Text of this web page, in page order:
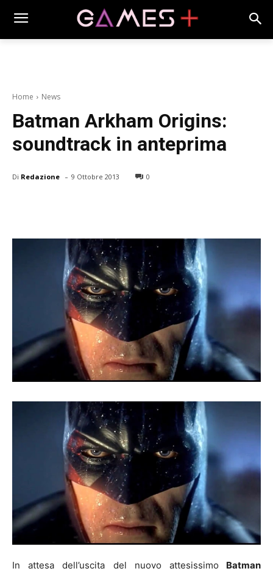
Home News
Batman Arkham Origins:
soundtrack in anteprima
Di Redazione - 9 Ottobre 2013 0
In attesa dell’uscita del nuovo attesissimo Batman